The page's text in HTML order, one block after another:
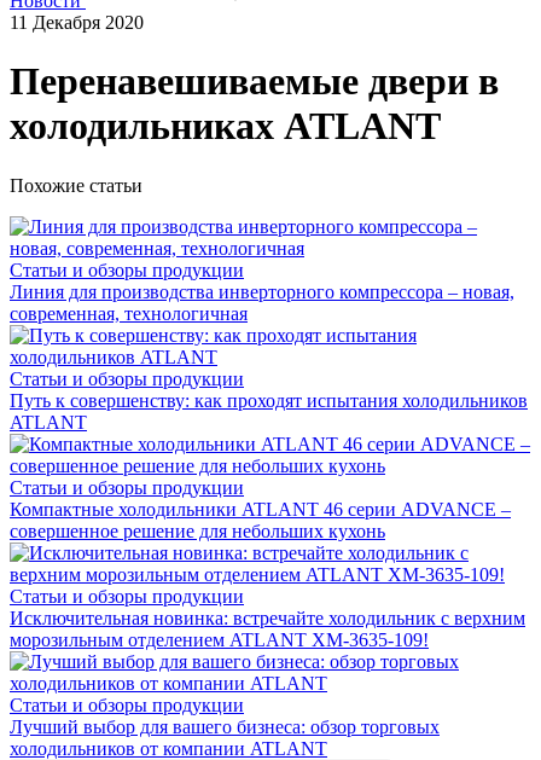
11 Декабря 2020
Перенавешиваемые двери в
холодильниках ATLANT
Похожие статьи
Статьи и обзоры продукции
Линия для производства инверторного компрессора – новая,
современная, технологичная
Статьи и обзоры продукции
Путь к совершенству: как проходят испытания холодильников
ATLANT
Статьи и обзоры продукции
Компактные холодильники ATLANT 46 серии ADVANCE –
совершенное решение для небольших кухонь
Статьи и обзоры продукции
Исключительная новинка: встречайте холодильник с верхним
морозильным отделением ATLANT ХМ-3635-109!
Статьи и обзоры продукции
Лучший выбор для вашего бизнеса: обзор торговых
холодильников от компании ATLANT